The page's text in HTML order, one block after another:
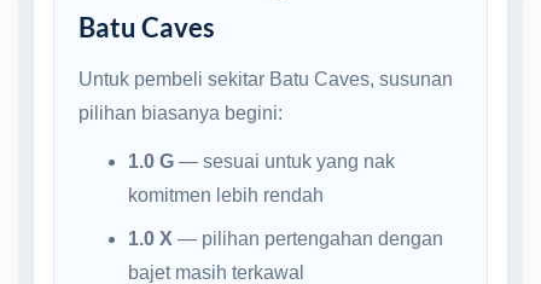
Batu Caves
Untuk pembeli sekitar Batu Caves, susunan
pilihan biasanya begini:
1.0 G— sesuai untuk yang nak
komitmen lebih rendah
1.0 X — pilihan pertengahan dengan
bajet masih terkawal